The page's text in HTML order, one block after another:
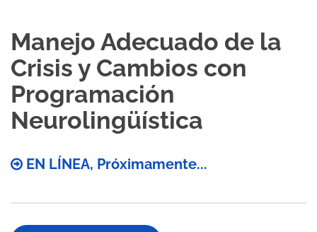
Manejo Adecuado de la
Crisis y Cambios con
Programación
Neurolingüística
EN LÍNEA, Próximamente...